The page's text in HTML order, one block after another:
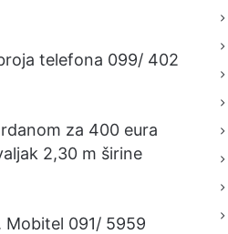
telefona 099/ 402
za 400 eura
2,30 m širine
Mobitel 091/ 5959